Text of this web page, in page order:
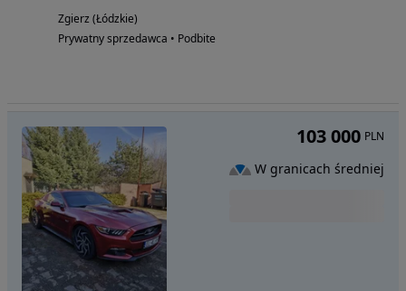
Zgierz (Łódzkie)
Prywatny sprzedawca • Podbite
103 000 PLN
W granicach średniej